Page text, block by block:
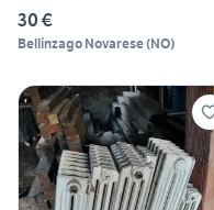
30 €
Bellinzago Novarese(NO)